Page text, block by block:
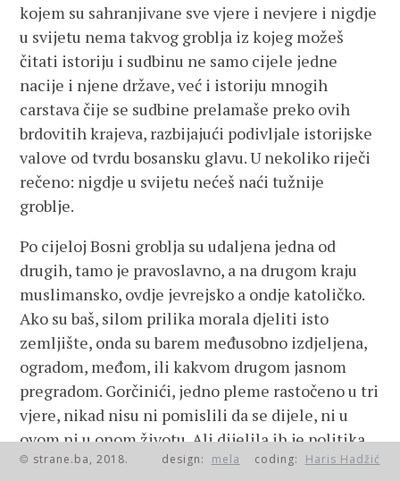
kojem su sahranjivane sve vjere i nevjere i nigdje
u svijetu nema takvog groblja iz kojeg možeš
čitati istoriju i sudbinu ne samo cijele jedne
nacije i njene države, već i istoriju mnogih
carstava čije se sudbine prelamaše preko ovih
brdovitih krajeva, razbijajući podivljale istorijske
valove od tvrdu bosansku glavu. U nekoliko riječi
rečeno: nigdje u svijetu nećeš naći tužnije
groblje.
Po cijeloj Bosni groblja su udaljena jedna od
drugih, tamo je pravoslavno, a na drugom kraju
muslimansko, ovdje jevrejsko a ondje katoličko.
Ako su baš, silom prilika morala djeliti isto
zemljište, onda su barem međusobno izdjeljena,
ogradom, međom, ili kakvom drugom jasnom
pregradom. Gorčinići, jedno pleme rastočeno u tri
vjere, nikad nisu ni pomislili da se dijele, ni u
ovom ni u onom životu. Ali dijelila ih je politika,
vjera, istorija, tuđi računi i domaće pijavice
© strane.ba, 2018. design: mela coding: Haris Hadžić